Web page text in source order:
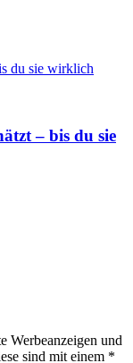
– bis du sie
Werbeanzeigen und
sind mit einem *